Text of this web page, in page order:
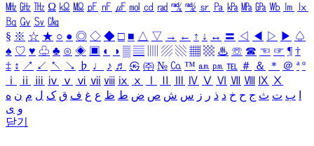
㎒ ㎓ ㎔ Ω ㏀ ㏁ ㎊ ㎋ ㎌ ㏖ ㏅ ㎭ ㎮ ㎯ ㏛ ㎩ ㎪ ㎫ ㎬ ㏝ ㏐
㏓
㏃ ㏉ ㏜ ㏆
§ ※ ☆ ★ ○ ● ◎ ◇ ◆ □ ■ △ ▽ → ← ↑ ↓ ↔ 〓 ◁ ◀ ▷ ▶ ♤
♠ ♡ ♥ ♧ ♣ ⊙ ◈ ▣ ◐ ◑ ▒ ▤ ▨ ▧ ▦ ▩ ♨ ☏ ☎ ☜ ☞ ¶ †
‡ ↕ ↗ ↙ ↖ ↘ ♭ ♩ ♪ ♬ ㉿ ㈜ № ㏇ ™ ㏂ ㏘ ℡ ＃ ＆ ＊ ＠ ª º
ⅰ
ⅱ ⅲ ⅳ ⅴ ⅵ ⅶ ⅷ ⅸ ⅹ Ⅳ Ⅴ Ⅵ Ⅶ Ⅷ Ⅸ Ⅹ
ب ت ث ج ح خ د ذ ر ز س ش ص ض ط ظ ع غ ف ق ک ل م ن ه
و ی
닫기